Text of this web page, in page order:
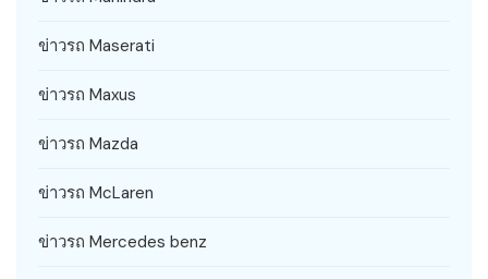
ข่าวรถ Maserati
ข่าวรถ Maxus
ข่าวรถ Mazda
ข่าวรถ McLaren
ข่าวรถ Mercedes benz